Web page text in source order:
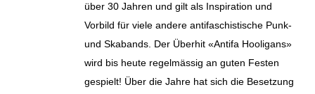
über 30 Jahren und gilt als Inspiration und
Vorbild für viele andere antifaschistische Punk-
und Skabands. Der Überhit «Antifa Hooligans»
wird bis heute regelmässig an guten Festen
gespielt! Über die Jahre hat sich die Besetzung